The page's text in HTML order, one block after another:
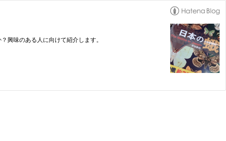
興味のある人に向けて紹介します。